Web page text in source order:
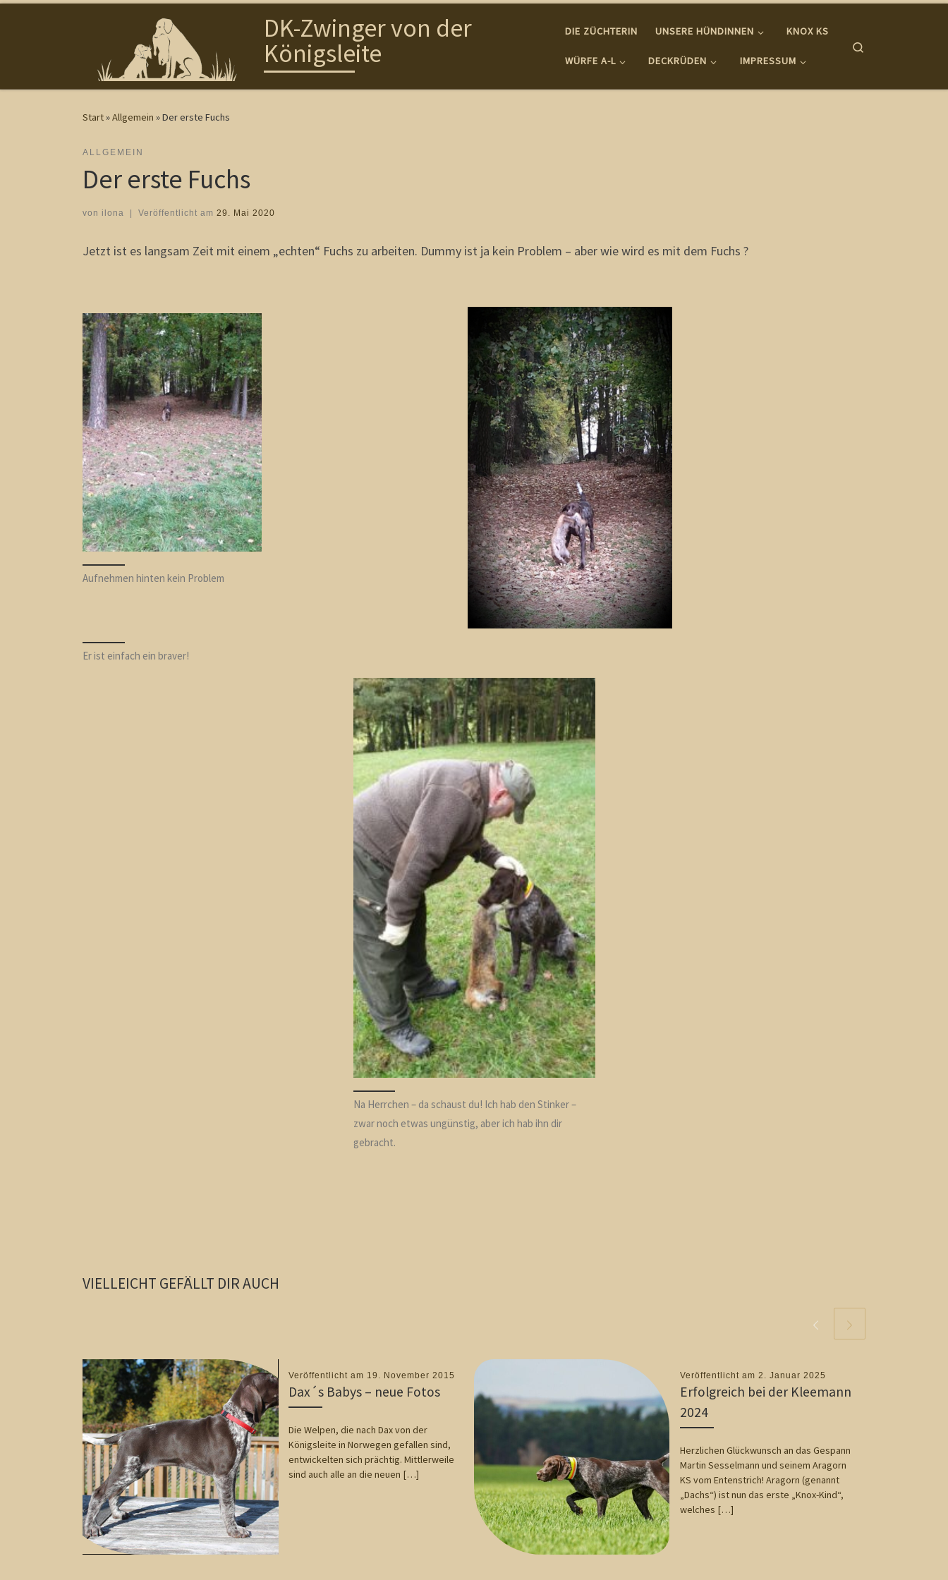
DK-Zwinger von der
Königsleite
DIE ZÜCHTERIN UNSERE HÜNDINNEN KNOX KS
WÜRFE A-L DECKRÜDEN IMPRESSUM
Start»Allgemein »Der erste Fuchs
ALLGEMEIN
Der erste Fuchs
von ilona Veröffentlicht am 29. Mai 2020
Jetzt ist es langsam Zeit mit einem „echten“ Fuchs zu arbeiten. Dummy ist ja kein Problem – aber wie wird es mit dem Fuchs ?
Aufnehmen hinten kein Problem
Er ist einfach ein braver!
Na Herrchen – da schaust du! Ich hab den Stinker –
zwar noch etwas ungünstig, aber ich hab ihn dir
gebracht.
VIELLEICHT GEFÄLLT DIR AUCH
Veröffentlicht am 19. November 2015
Dax´s Babys – neue Fotos
Die Welpen, die nach Dax von der
Königsleite in Norwegen gefallen sind,
entwickelten sich prächtig. Mittlerweile
sind auch alle an die neuen […]
Veröffentlicht am 2. Januar 2025
Erfolgreich bei der Kleemann
2024
Herzlichen Glückwunsch an das Gespann
Martin Sesselmann und seinem Aragorn
KS vom Entenstrich! Aragorn (genannt
„Dachs“) ist nun das erste „Knox-Kind“,
welches […]